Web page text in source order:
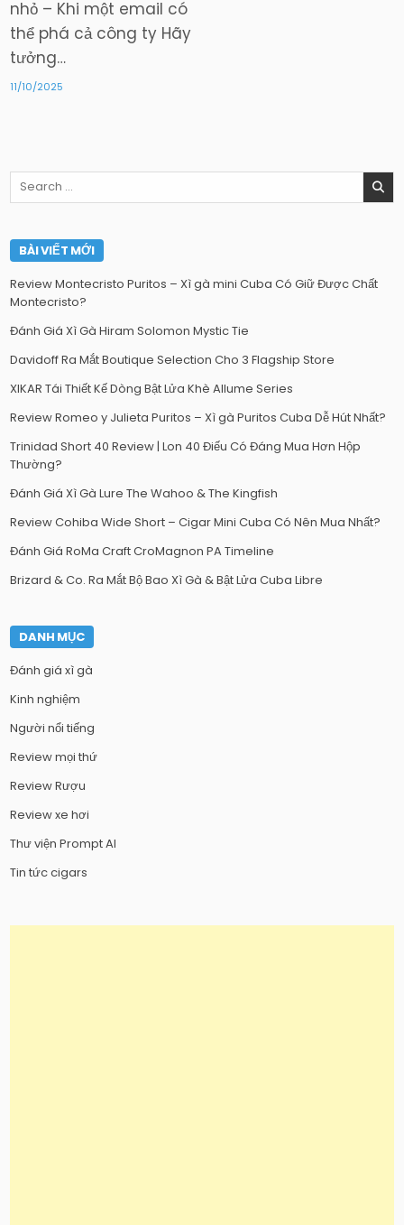
nhỏ – Khi một email có
thể phá cả công ty Hãy
tưởng…
11/10/2025
Search
BÀI VIẾT MỚI
Review Montecristo Puritos – Xì gà mini Cuba Có Giữ Được Chất
Montecristo?
Đánh Giá Xì Gà Hiram Solomon Mystic Tie
Davidoff Ra Mắt Boutique Selection Cho 3 Flagship Store
XIKAR Tái Thiết Kế Dòng Bật Lửa Khè Allume Series
Review Romeo y Julieta Puritos – Xì gà Puritos Cuba Dễ Hút Nhất?
Trinidad Short 40 Review | Lon 40 Điếu Có Đáng Mua Hơn Hộp
Thường?
Đánh Giá Xì Gà Lure The Wahoo & The Kingfish
Review Cohiba Wide Short – Cigar Mini Cuba Có Nên Mua Nhất?
Đánh Giá RoMa Craft CroMagnon PA Timeline
Brizard & Co. Ra Mắt Bộ Bao Xì Gà & Bật Lửa Cuba Libre
DANH MỤC
Đánh giá xì gà
Kinh nghiệm
Người nổi tiếng
Review mọi thứ
Review Rượu
Review xe hơi
Thư viện Prompt AI
Tin tức cigars